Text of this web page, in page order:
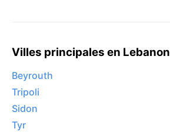
Villes principales en Lebanon
Beyrouth
Tripoli
Sidon
Tyr